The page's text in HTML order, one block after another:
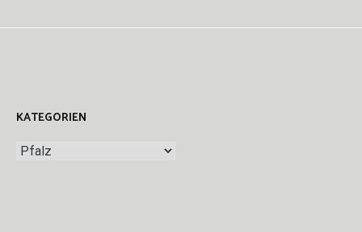
KATEGORIEN
Kategorien